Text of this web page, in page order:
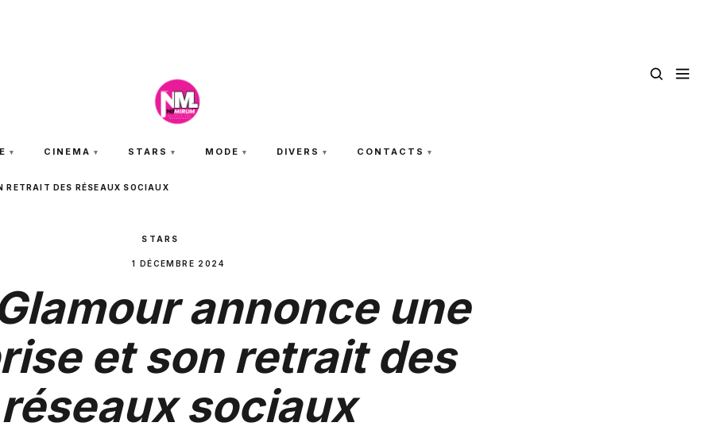
CINEMA STARS MODE DIVERS CONTACTS
RETRAIT DES RÉSEAUX SOCIAUX
STARS
1 DÉCEMBRE 2024
annonce une
et son retrait des
réseaux sociaux